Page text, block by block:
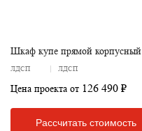
Шкаф купе прямой корпусный
ЛДСП ЛДСП
Цена проекта от 126 490 ₽
Рассчитать стоимость